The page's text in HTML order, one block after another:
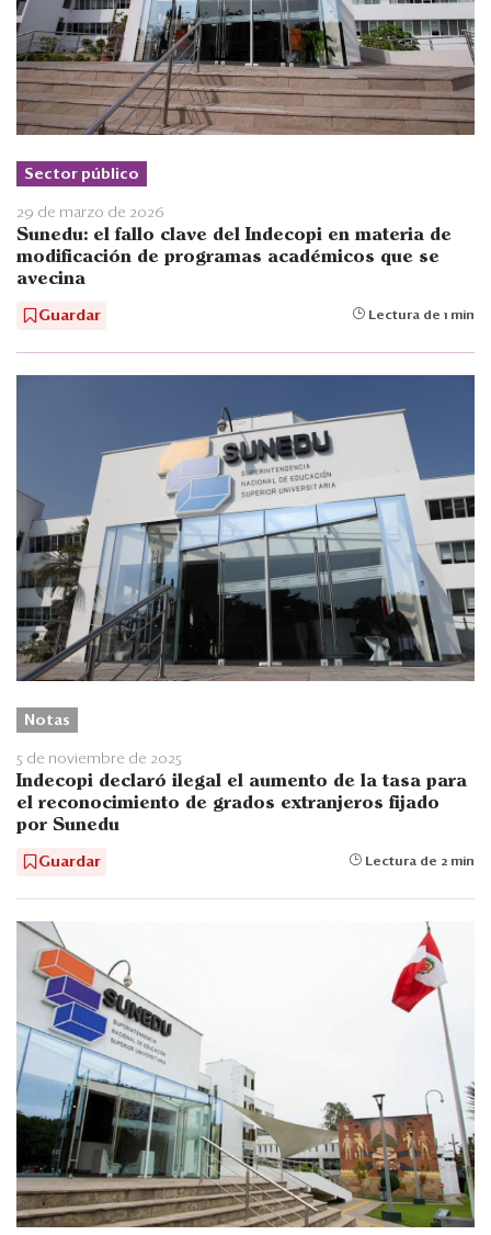
Sector público
29 de marzo de 2026
Sunedu: el fallo clave del Indecopi en materia de
modificación de programas académicos que se
avecina
Guardar Lectura de 1 min
Notas
5 de noviembre de 2025
Indecopi declaró ilegal el aumento de la tasa para
el reconocimiento de grados extranjeros fijado
por Sunedu
Guardar Lectura de 2 min